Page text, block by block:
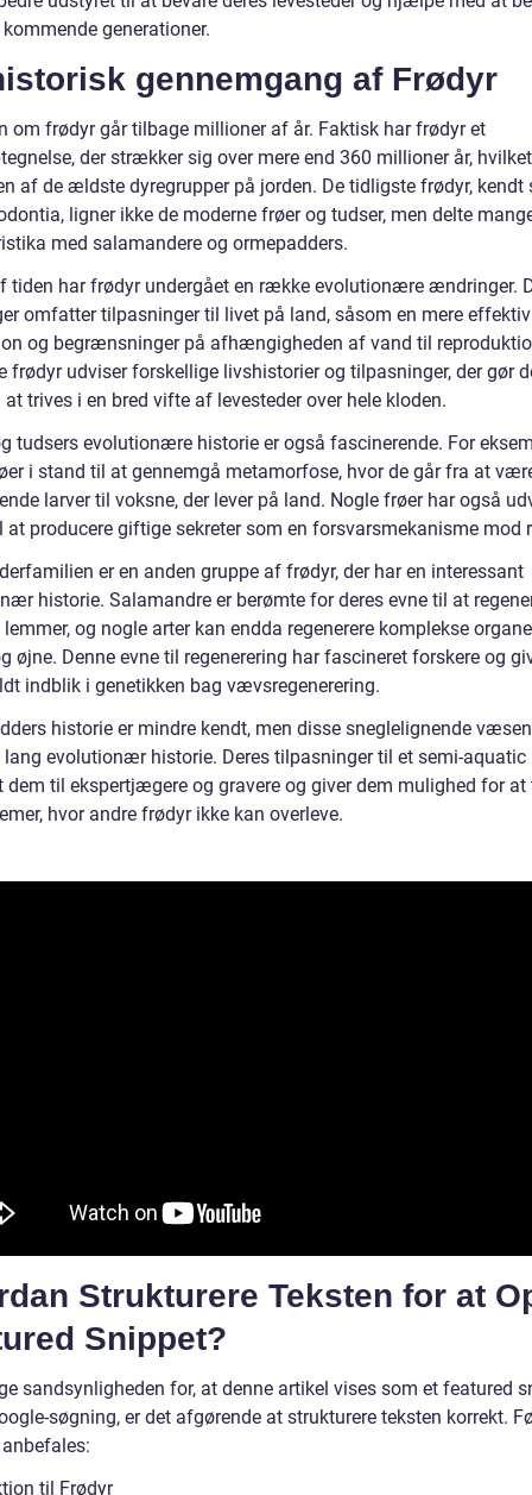
generationer.
gennemgang af Frødyr
om frødyr går tilbage millioner af år. Faktisk har frødyr et
der strækker sig over mere end 360 millioner år,
af de ældste dyregrupper på jorden. De tidligste frødyr, kendt
ligner ikke de moderne frøer og tudser, men delte
med salamandere og ormepadders.
tiden har frødyr undergået en række evolutionære ændringer.
omfatter tilpasninger til livet på land, såsom en mere effektiv
og begrænsninger på afhængigheden af vand til
frødyr udviser forskellige livshistorier og tilpasninger, der gør
trives i en bred vifte af levesteder over hele kloden.
tudsers evolutionære historie er også fascinerende. For
i stand til at gennemgå metamorfose, hvor de går fra at
larver til voksne, der lever på land. Nogle frøer har også
at producere giftige sekreter som en forsvarsmekanisme mod
er en anden gruppe af frødyr, der har en interessant
historie. Salamandre er berømte for deres evne til at
og nogle arter kan endda regenerere komplekse
øjne. Denne evne til regenerering har fascineret forskere og
indblik i genetikken bag vævsregenerering.
historie er mindre kendt, men disse sneglelignende
lang evolutionær historie. Deres tilpasninger til et semi-
dem til ekspertjægere og gravere og giver dem mulighed for at
hvor andre frødyr ikke kan overleve.
Strukturere Teksten for at
Snippet?
sandsynligheden for, at denne artikel vises som et featured
søgning, er det afgørende at strukturere teksten korrekt.
til Frødyr